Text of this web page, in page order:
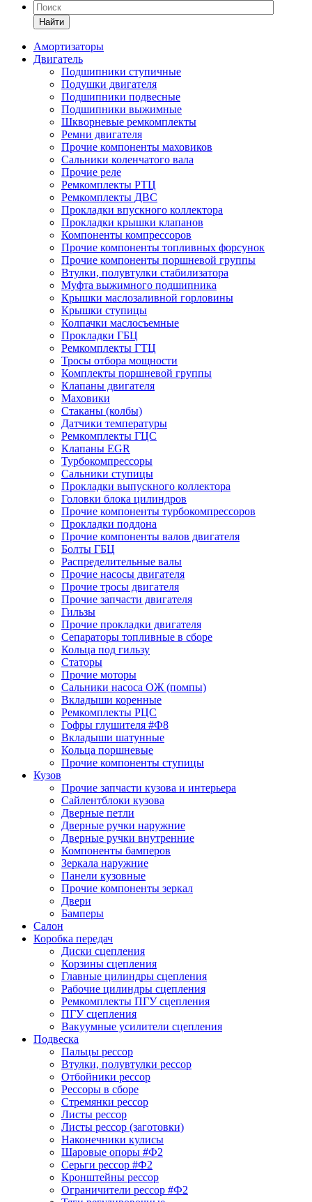
Найти
Амортизаторы
Двигатель
Подшипники ступичные
Подушки двигателя
Подшипники подвесные
Подшипники выжимные
Шкворневые ремкомплекты
Ремни двигателя
Прочие компоненты маховиков
Сальники коленчатого вала
Прочие реле
Ремкомплекты РТЦ
Ремкомплекты ДВС
Прокладки впускного коллектора
Прокладки крышки клапанов
Компоненты компрессоров
Прочие компоненты топливных форсунок
Прочие компоненты поршневой группы
Втулки, полувтулки стабилизатора
Муфта выжимного подшипника
Крышки маслозаливной горловины
Крышки ступицы
Колпачки маслосъемные
Прокладки ГБЦ
Ремкомплекты ГТЦ
Тросы отбора мощности
Комплекты поршневой группы
Клапаны двигателя
Маховики
Стаканы (колбы)
Датчики температуры
Ремкомплекты ГЦС
Клапаны EGR
Турбокомпрессоры
Сальники ступицы
Прокладки выпускного коллектора
Головки блока цилиндров
Прочие компоненты турбокомпрессоров
Прокладки поддона
Прочие компоненты валов двигателя
Болты ГБЦ
Распределительные валы
Прочие насосы двигателя
Прочие тросы двигателя
Прочие запчасти двигателя
Гильзы
Прочие прокладки двигателя
Сепараторы топливные в сборе
Кольца под гильзу
Статоры
Прочие моторы
Сальники насоса ОЖ (помпы)
Вкладыши коренные
Ремкомплекты РЦС
Гофры глушителя #Ф8
Вкладыши шатунные
Кольца поршневые
Прочие компоненты ступицы
Кузов
Прочие запчасти кузова и интерьера
Сайлентблоки кузова
Дверные петли
Дверные ручки наружние
Дверные ручки внутренние
Компоненты бамперов
Зеркала наружние
Панели кузовные
Прочие компоненты зеркал
Двери
Бамперы
Салон
Коробка передач
Диски сцепления
Корзины сцепления
Главные цилиндры сцепления
Рабочие цилиндры сцепления
Ремкомплекты ПГУ сцепления
ПГУ сцепления
Вакуумные усилители сцепления
Подвеска
Пальцы рессор
Втулки, полувтулки рессор
Отбойники рессор
Рессоры в сборе
Стремянки рессор
Листы рессор
Листы рессор (заготовки)
Наконечники кулисы
Шаровые опоры #Ф2
Серьги рессор #Ф2
Кронштейны рессор
Ограничители рессор #Ф2